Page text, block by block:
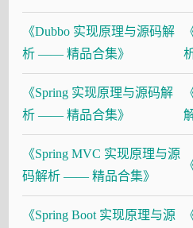
《Dubbo 实现原理与源码解
析 —— 精品合集》
《Spring 实现原理与源码解
析 —— 精品合集》
《Spring MVC 实现原理与源
码解析 —— 精品合集》
《Spring Boot 实现原理与源